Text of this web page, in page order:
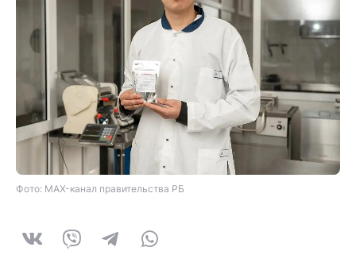
Фото: MAX-канал правительства РБ